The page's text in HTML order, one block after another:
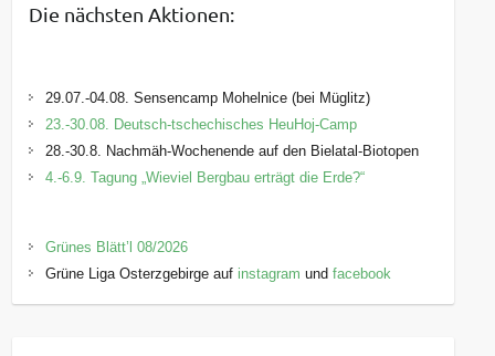
Die nächsten Aktionen:
29.07.-04.08. Sensencamp Mohelnice (bei Müglitz)
23.-30.08. Deutsch-tschechisches HeuHoj-Camp
28.-30.8. Nachmäh-Wochenende auf den Bielatal-Biotopen
4.-6.9. Tagung „Wieviel Bergbau erträgt die Erde?“
Grünes Blätt’l 08/2026
Grüne Liga Osterzgebirge auf instagram undfacebook